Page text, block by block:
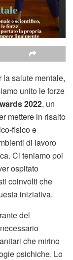
salute mentale,
unito le forze
2022, un
mettere in risalto
fisico e
di lavoro
Ci teniamo poi
ospitato
coinvolti che
iniziativa.
del
che mirino
psichiche. Lo